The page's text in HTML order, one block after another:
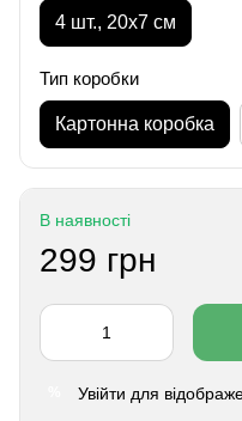
4 шт., 20х7 см
Тип коробки
Картонна коробка
В наявності
299 грн
Увійти для